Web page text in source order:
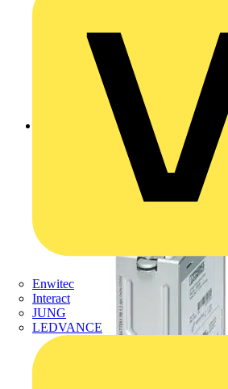
Enwitec
Interact
JUNG
LEDVANCE
Zurück zu Produkte